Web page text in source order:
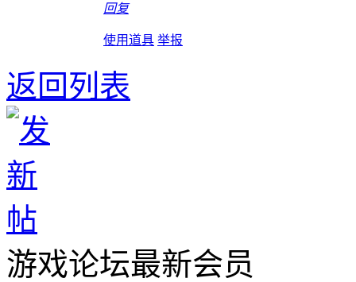
回复
使用道具 举报
返回列表
游戏论坛最新会员